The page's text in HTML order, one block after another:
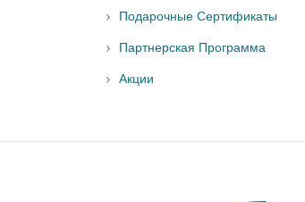
Подарочные Сертификаты
Партнерская Программа
Акции